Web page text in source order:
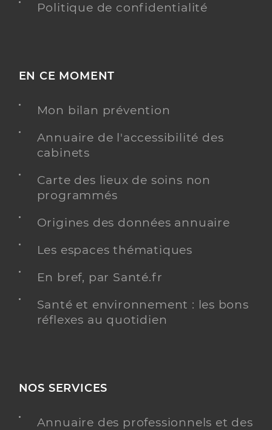
Politique de confidentialité
EN CE MOMENT
Mon bilan prévention
Annuaire de l'accessibilité des
cabinets
Carte des lieux de soins non
programmés
Origines des données annuaire
Les espaces thématiques
En bref, par Santé.fr
Santé et environnement : les bons
réflexes au quotidien
NOS SERVICES
Annuaire des professionnels et des